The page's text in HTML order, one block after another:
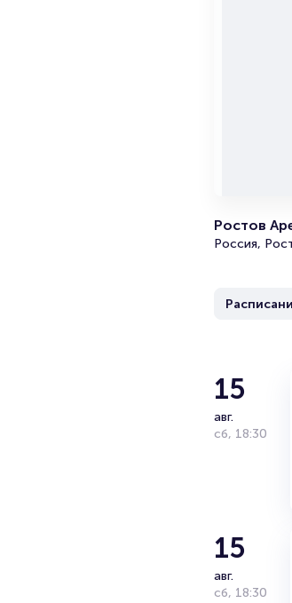
Ростов
Россия,
15
авг.
сб, 18:30
15
авг.
сб, 18:30